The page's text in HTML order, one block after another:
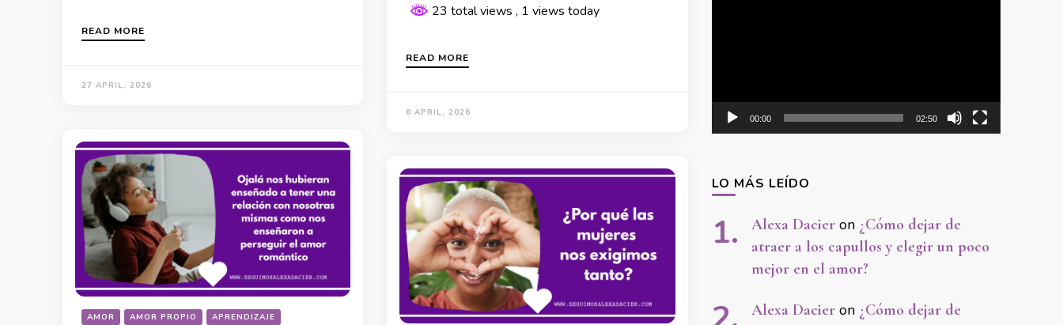
READ MORE
27 APRIL, 2026
23 total views, 1 views today
READ MORE
8 APRIL, 2026
AMOR AMOR PROPIO APRENDIZAJE
00:00 02:50
LO MÁS LEÍDO
Alexa Dacieron ¿Cómo dejar de
atraer a los capullos y elegir un poco
mejor en el amor?
Alexa Dacieron ¿Cómo dejar de